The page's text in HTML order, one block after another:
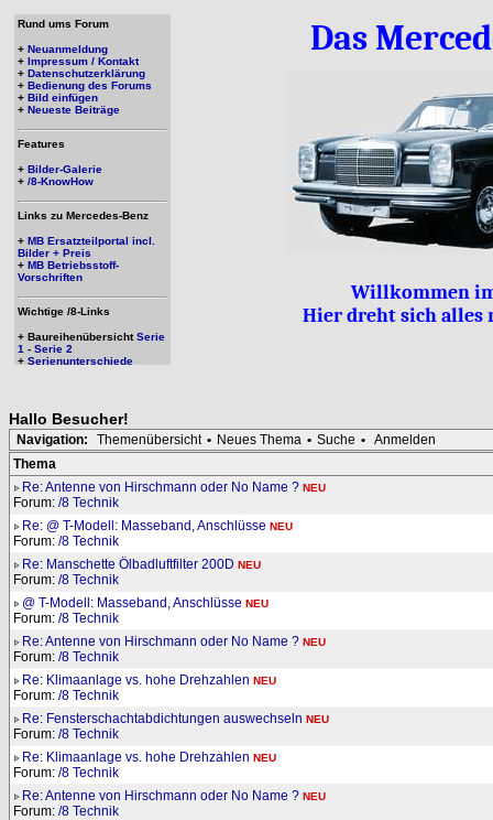
Rund ums Forum
+ Neuanmeldung
+ Impressum / Kontakt
+ Datenschutzerklärung
+ Bedienung des Forums
+ Bild einfügen
+ Neueste Beiträge
Features
+ Bilder-Galerie
+ /8-KnowHow
Links zu Mercedes-Benz
+ MB Ersatzteilportal incl.
Bilder + Preis
+ MB Betriebsstoff-
Vorschriften
Wichtige /8-Links
+ BaureihenübersichtSerie
1 - Serie 2
+ Serienunterschiede
Das
Willkommen
Hier dreht sich alles
Hallo Besucher!
Navigation: Themenübersicht • Neues Thema • Suche • Anmelden
Thema
Re: Antenne von Hirschmann oder No Name ? NEU
Forum: /8 Technik
Re: @ T-Modell: Masseband, Anschlüsse NEU
Forum: /8 Technik
Re: Manschette Ölbadluftfilter 200D NEU
Forum: /8 Technik
@ T-Modell: Masseband, Anschlüsse NEU
Forum: /8 Technik
Re: Antenne von Hirschmann oder No Name ? NEU
Forum: /8 Technik
Re: Klimaanlage vs. hohe Drehzahlen NEU
Forum: /8 Technik
Re: Fensterschachtabdichtungen auswechseln NEU
Forum: /8 Technik
Re: Klimaanlage vs. hohe Drehzahlen NEU
Forum: /8 Technik
Re: Antenne von Hirschmann oder No Name ? NEU
Forum: /8 Technik